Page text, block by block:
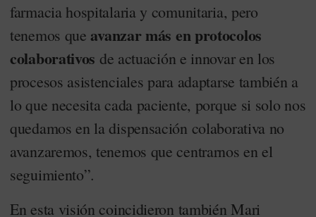
farmacia hospitalaria y comunitaria, pero
tenemos que avanzar más en protocolos
colaborativos de actuación e innovar en los
procesos asistenciales para adaptarse también a
lo que necesita cada paciente, porque si solo nos
quedamos en la dispensación colaborativa no
avanzaremos, tenemos que centrarnos en el
seguimiento”.
En esta visión coincidieron también Mari